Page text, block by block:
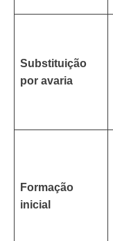
Substituição
por avaria
Formação
inicial